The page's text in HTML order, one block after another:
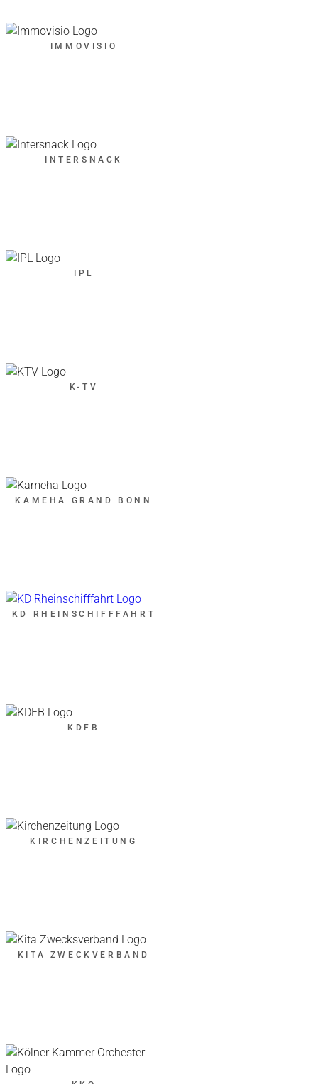
IMMOVISIO
INTERSNACK
IPL
K-TV
KAMEHA GRAND BONN
KD RHEINSCHIFFFAHRT
KDFB
KIRCHENZEITUNG
KITA ZWECKVERBAND